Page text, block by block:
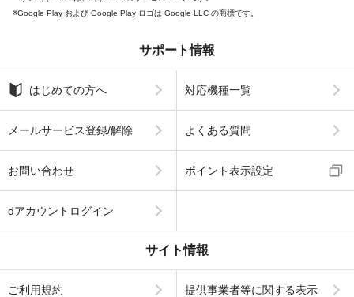
Google Play および Google Play ロゴは Google LLC の商標です。
サポート情報
はじめての方へ 対応機種一覧
メールサービス登録/解除 よくある質問
お問い合わせ ポイント表示設定
dアカウントログイン
サイト情報
ご利用規約 提供事業者等に関する表示